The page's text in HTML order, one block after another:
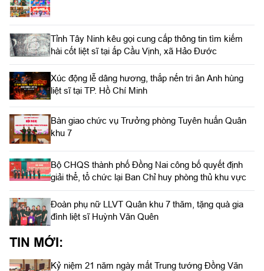
Tỉnh Tây Ninh kêu gọi cung cấp thông tin tìm kiếm
hài cốt liệt sĩ tại ấp Cầu Vịnh, xã Hảo Đước
Xúc động lễ dâng hương, thắp nến tri ân Anh hùng
liệt sĩ tại TP. Hồ Chí Minh
Bàn giao chức vụ Trưởng phòng Tuyên huấn Quân
khu 7
Bộ CHQS thành phố Đồng Nai công bố quyết định
giải thể, tổ chức lại Ban Chỉ huy phòng thủ khu vực
Đoàn phụ nữ LLVT Quân khu 7 thăm, tặng quà gia
đình liệt sĩ Huỳnh Văn Quên
TIN MỚI:
Kỷ niệm 21 năm ngày mất Trung tướng Đồng Văn